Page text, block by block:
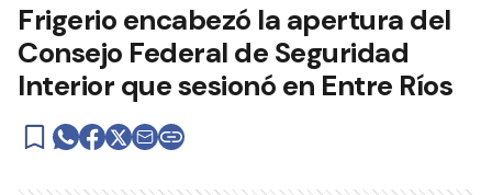
Frigerio encabezó la apertura del
Consejo Federal de Seguridad
Interior que sesionó en Entre Ríos